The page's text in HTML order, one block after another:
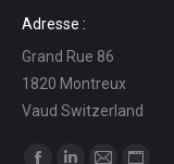
Adresse :
Grand Rue 86
1820 Montreux
Vaud Switzerland
Ci puoi trovare su: